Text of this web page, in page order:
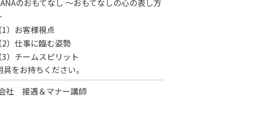
のおもてなし ～おもてなしの心の表し方
（1）お客様視点
（2）仕事に臨む姿勢
（3）チームスピリット
をお持ちください。
社 接遇＆マナー講師